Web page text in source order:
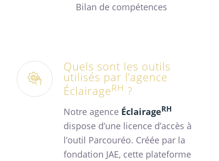
Bilan de compétences
Quels sont les outils
utilisés par l’agence
ÉclairageRH ?
Notre agence ÉclairageRH
dispose d’une licence d’accès à
l’outil Parcouréo. Créée par la
fondation JAE, cette plateforme